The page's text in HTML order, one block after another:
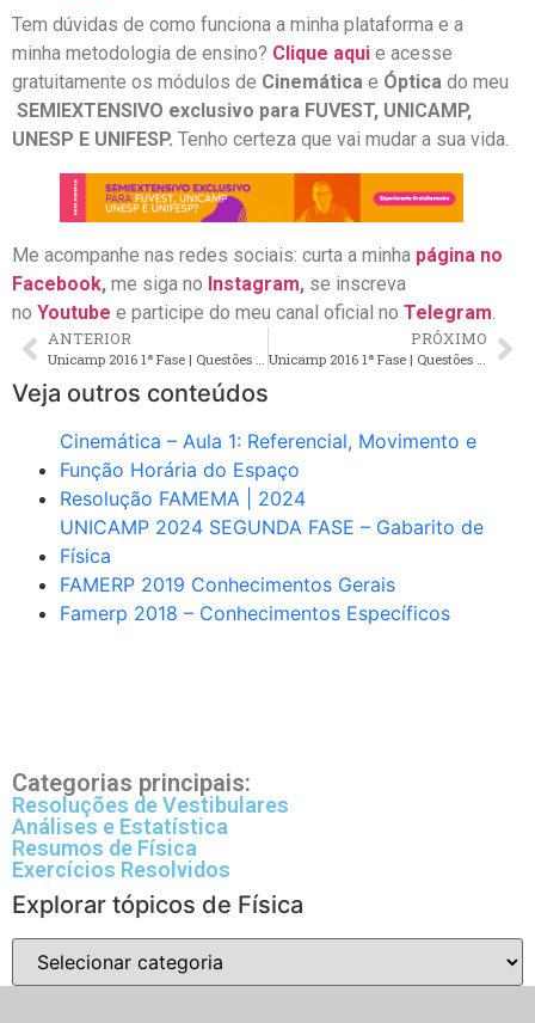
Tem dúvidas de como funciona a minha plataforma e a
minha metodologia de ensino? Clique aqui e acesse
gratuitamente os módulos de Cinemática e Óptica do meu
SEMIEXTENSIVO exclusivo para FUVEST, UNICAMP,
UNESP E UNIFESP. Tenho certeza que vai mudar a sua vida.
Me acompanhe nas redes sociais: curta a minha página no
Facebook, me siga no Instagram, se inscreva
no Youtube e participe do meu canal oficial no Telegram.
ANTERIOR
Unicamp 2016 1ª Fase | Questões de Cinemática resolvidas em vídeo
PRÓXIMO
Unicamp 2016 1ª Fase | Questões de Termologia, Óptica, Eletrodinâmica e Ondulatória
Veja outros conteúdos
Cinemática – Aula 1: Referencial, Movimento e
Função Horária do Espaço
Resolução FAMEMA | 2024
UNICAMP 2024 SEGUNDA FASE – Gabarito de
Física
FAMERP 2019 Conhecimentos Gerais
Famerp 2018 – Conhecimentos Específicos
Categorias principais:
Resoluções de Vestibulares
Análises e Estatística
Resumos de Física
Exercícios Resolvidos
Explorar tópicos de Física